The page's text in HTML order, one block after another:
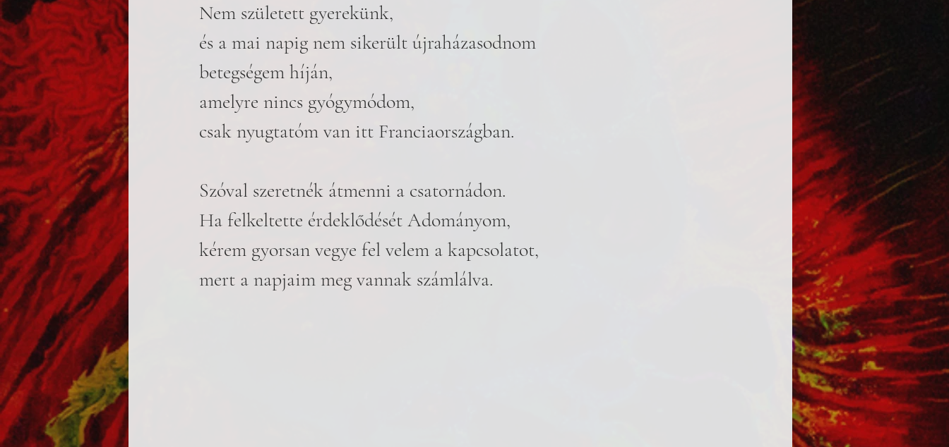
Nem született gyerekünk,
és a mai napig nem sikerült újraházasodnom
betegségem híján,
amelyre nincs gyógymódom,
csak nyugtatóm van itt Franciaországban.
Szóval szeretnék átmenni a csatornádon.
Ha felkeltette érdeklődését Adományom,
kérem gyorsan vegye fel velem a kapcsolatot,
mert a napjaim meg vannak számlálva.